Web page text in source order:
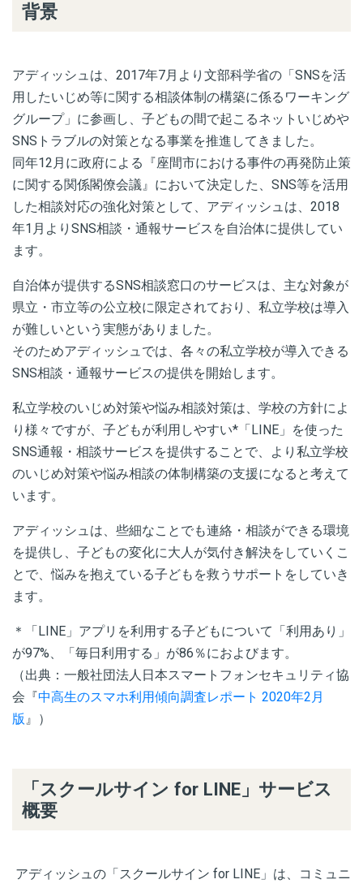
背景
アディッシュは、2017年7月より文部科学省の「SNSを活
用したいじめ等に関する相談体制の構築に係るワーキング
グループ」に参画し、子どもの間で起こるネットいじめや
SNSトラブルの対策となる事業を推進してきました。
同年12月に政府による『座間市における事件の再発防止策
に関する関係閣僚会議』において決定した、SNS等を活用
した相談対応の強化対策として、アディッシュは、2018
年1月よりSNS相談・通報サービスを自治体に提供してい
ます。
自治体が提供するSNS相談窓口のサービスは、主な対象が
県立・市立等の公立校に限定されており、私立学校は導入
が難しいという実態がありました。
そのためアディッシュでは、各々の私立学校が導入できる
SNS相談・通報サービスの提供を開始します。
私立学校のいじめ対策や悩み相談対策は、学校の方針によ
り様々ですが、子どもが利用しやすい*「LINE」を使った
SNS通報・相談サービスを提供することで、より私立学校
のいじめ対策や悩み相談の体制構築の支援になると考えて
います。
アディッシュは、些細なことでも連絡・相談ができる環境
を提供し、子どもの変化に大人が気付き解決をしていくこ
とで、悩みを抱えている子どもを救うサポートをしていき
ます。
＊「LINE」アプリを利用する子どもについて「利用あり」
が97%、「毎日利用する」が86％におよびます。
（出典：一般社団法人日本スマートフォンセキュリティ協
会『中高生のスマホ利用傾向調査レポート 2020年2月
版 』）
「スクールサイン for LINE」サービス
概要
アディッシュの「スクールサイン for LINE 」は、コミュニ